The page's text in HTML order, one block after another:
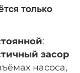
только
:
засор
насоса,